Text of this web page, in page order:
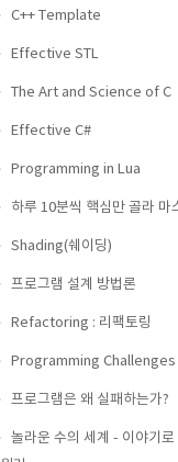
C++ Template
Effective STL
The Art and Science of C
Effective C#
Programming in Lua
하루 10분씩 핵심만 골라 마
Shading(쉐이딩)
프로그램 설계 방법론
Refactoring : 리팩토링
Programming Challenges
프로그램은 왜 실패하는가?
놀라운 수의 세계 - 이야기로